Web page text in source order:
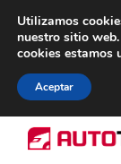
De
al
Utilizamos
nuestro sitio web.
cookies estamos
Aceptar